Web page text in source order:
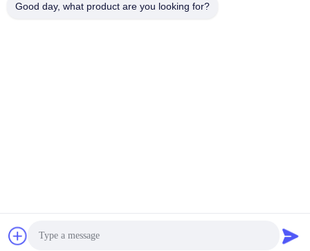
Good day, what product are you looking for?